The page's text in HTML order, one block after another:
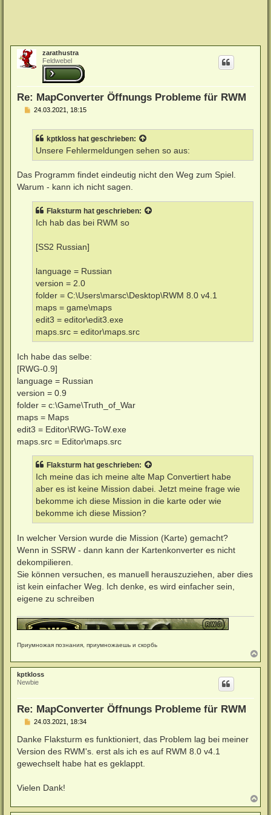
zarathustra
Feldwebel
Re: MapConverter Öffnungs Probleme für RWM
B24.03.2021, 18:15
kptkloss hat geschrieben:
Unsere Fehlermeldungen sehen so aus:
Das Programm findet eindeutig nicht den Weg zum Spiel.
Warum - kann ich nicht sagen.
Flaksturm hat geschrieben:
Ich hab das bei RWM so
[SS2 Russian]
language = Russian
version = 2.0
folder = C:\Users\marsc\Desktop\RWM 8.0 v4.1
maps = game\maps
edit3 = editor\edit3.exe
maps.src = editor\maps.src
Ich habe das selbe:
[RWG-0.9]
language = Russian
version = 0.9
folder = c:\Game\Truth_of_War
maps = Maps
edit3 = Editor\RWG-ToW.exe
maps.src = Editor\maps.src
Flaksturm hat geschrieben:
Ich meine das ich meine alte Map Convertiert habe
aber es ist keine Mission dabei. Jetzt meine frage wie
bekomme ich diese Mission in die karte oder wie
bekomme ich diese Mission?
In welcher Version wurde die Mission (Karte) gemacht?
Wenn in SSRW - dann kann der Kartenkonverter es nicht
dekompilieren.
Sie können versuchen, es manuell herauszuziehen, aber dies
ist kein einfacher Weg. Ich denke, es wird einfacher sein,
eigene zu schreiben
Приумножая познания, приумножаешь и скорбь
a
c
kptkloss
Newbie
Re: MapConverter Öffnungs Probleme für RWM
B
i
t
r
g
24.03.2021, 18:34
Danke Flaksturm es funktioniert, das Problem lag bei meiner
Version des RWM's. erst als ich es auf RWM 8.0 v4.1
gewechselt habe hat es geklappt.
Vielen Dank!
a